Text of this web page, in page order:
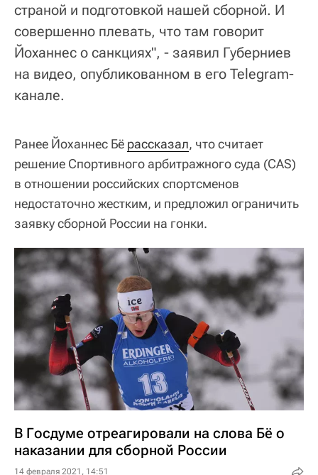
страной и подготовкой нашей сборной. И
совершенно плевать, что там говорит
Йоханнес о санкциях", - заявил Губерниев
на видео, опубликованном в его Telegram-
канале.
Ранее Йоханнес Бё рассказал, что считает
решение Спортивного арбитражного суда (CAS)
в отношении российских спортсменов
недостаточно жестким, и предложил ограничить
заявку сборной России на гонки.
В Госдуме отреагировали на слова Бё о
наказании для сборной России
14 февраля 2021, 14:51